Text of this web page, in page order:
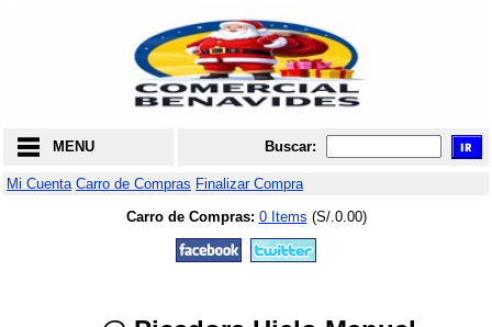
MENU Buscar:
Mi Cuenta Carro de Compras Finalizar Compra
Carro de Compras: 0 Items (S/.0.00)